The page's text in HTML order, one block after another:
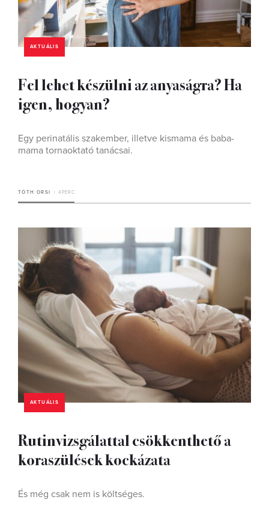
AKTUÁLIS
Fel lehet készülni az anyaságra? Ha
igen, hogyan?
Egy perinatális szakember, illetve kismama és baba-
mama tornaoktató tanácsai.
TÓTH ORSI 4 PERC
AKTUÁLIS
Rutinvizsgálattal csökkenthető a
koraszülések kockázata
És még csak nem is költséges.